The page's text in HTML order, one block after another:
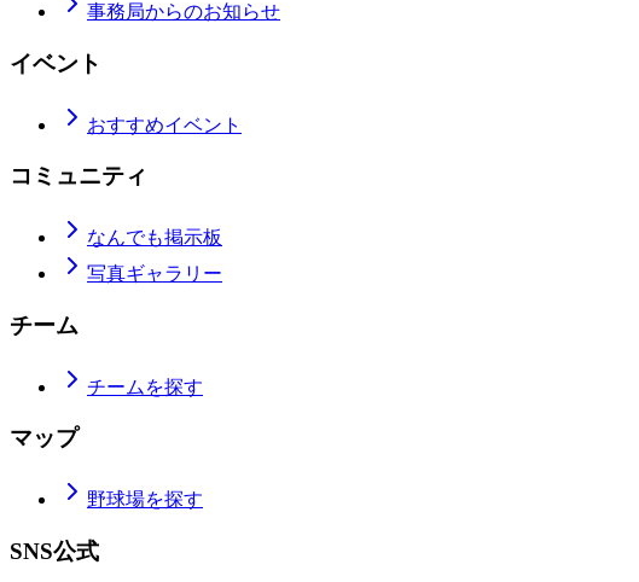
事務局からのお知らせ
イベント
おすすめイベント
コミュニティ
なんでも掲示板
写真ギャラリー
チーム
チームを探す
マップ
野球場を探す
SNS公式